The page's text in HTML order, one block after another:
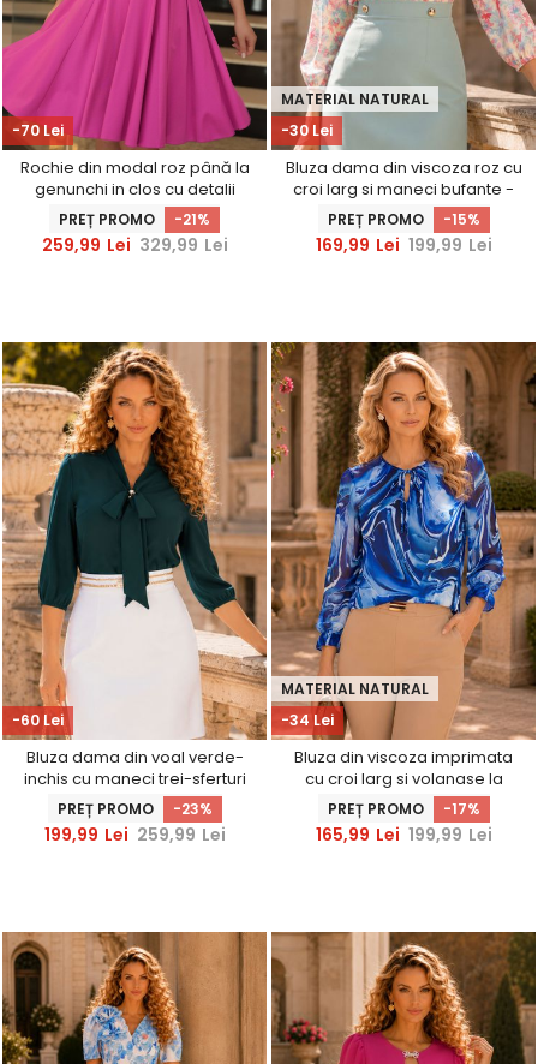
-70 Lei
Rochie din modal roz până la
genunchi in clos cu detalii
frontale - StarShinerS
PREȚ PROMO -21%
259,99 Lei 329,99 Lei
-30 Lei
MATERIAL NATURAL
Bluza dama din viscoza roz cu
croi larg si maneci bufante -
StarShinerS
PREȚ PROMO -15%
169,99 Lei 199,99 Lei
-60 Lei
Bluza dama din voal verde-
inchis cu maneci trei-sferturi
bufante si croi larg cu guler tip
esarfa cu inel - StarShinerS
PREȚ PROMO -23%
199,99 Lei 259,99 Lei
-34 Lei
MATERIAL NATURAL
Bluza din viscoza imprimata
cu croi larg si volanase la
maneca - StarShinerS
PREȚ PROMO -17%
165,99 Lei 199,99 Lei